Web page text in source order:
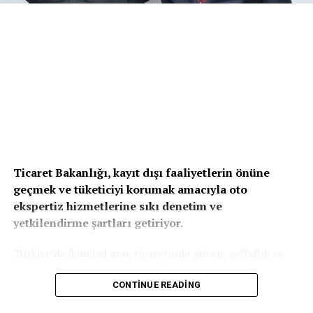
Ticaret Bakanlığı, kayıt dışı faaliyetlerin önüne
geçmek ve tüketiciyi korumak amacıyla oto
ekspertiz hizmetlerine sıkı denetim ve
yetkilendirme şartları getiriyor.
standartlaşmayı hedefleyen“Motorlu Kara Taşıtı
Ekspertiz Hizmetleri Hakkında Yönetmelik Taslağı”
CONTINUE READING